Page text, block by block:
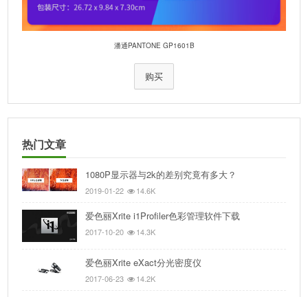
潘通PANTONE GP1601B
购买
热门文章
1080P显示器与2k的差别究竟有多大？
2019-01-22 14.6K
爱色丽Xrite i1Profiler色彩管理软件下载
2017-10-20 14.3K
爱色丽Xrite eXact分光密度仪
2017-06-23 14.2K